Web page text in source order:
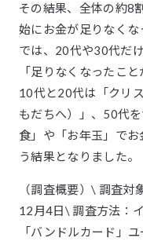
その結果、全体の約8
始にお金が足りなく
では、20代や30代だ
「足りなくなったこ
10代と20代は「クリ
もだちへ）」、50代
食」や「お年玉」で
う結果となりました。
（調査概要）\ 調査
12月4日\ 調査方法：
「バンドルカード」